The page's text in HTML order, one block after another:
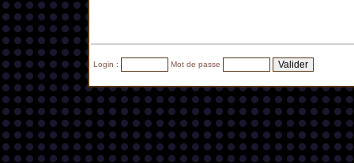
Login : Mot de passe